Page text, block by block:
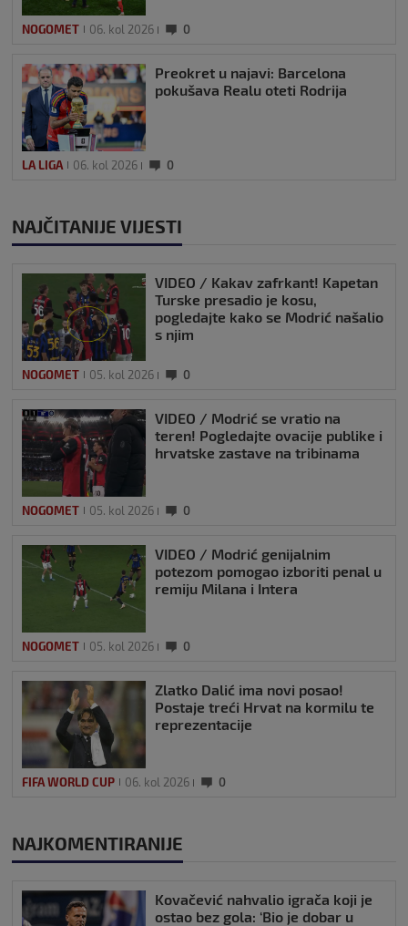
NOGOMET 06. kol 2026 0
Preokret u najavi: Barcelona
pokušava Realu oteti Rodrija
LA LIGA 06. kol 2026 0
NAJČITANIJE VIJESTI
VIDEO / Kakav zafrkant! Kapetan
Turske presadio je kosu,
pogledajte kako se Modrić našalio
s njim
NOGOMET 05. kol 2026 0
VIDEO / Modrić se vratio na
teren! Pogledajte ovacije publike i
hrvatske zastave na tribinama
NOGOMET 05. kol 2026 0
VIDEO / Modrić genijalnim
potezom pomogao izboriti penal u
remiju Milana i Intera
NOGOMET 05. kol 2026 0
Zlatko Dalić ima novi posao!
Postaje treći Hrvat na kormilu te
reprezentacije
FIFA WORLD CUP 06. kol 2026 0
NAJKOMENTIRANIJE
Kovačević nahvalio igrača koji je
ostao bez gola: ‘Bio je dobar u